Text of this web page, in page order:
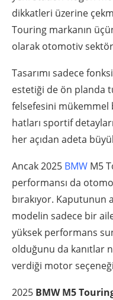
dikkatleri üzerine
Touring markanın
olarak otomotiv
Tasarımı sadece
estetiği de ön planda
felsefesini mükemmel
hatları sportif
her açıdan adeta
Ancak 2025 BMW M5
performansı da
bırakıyor.
modelin sadece bir
yüksek performans
olduğunu da kanıtlar
verdiği motor
2025 BMW M5